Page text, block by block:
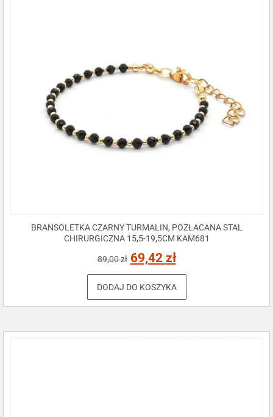
BRANSOLETKA CZARNY TURMALIN, POZŁACANA STAL
CHIRURGICZNA 15,5-19,5CM KAM681
89,00zł 69,42 zł
DODAJ DO KOSZYKA